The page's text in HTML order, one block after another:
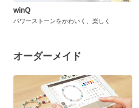
winQ
パワーストーンをかわいく、楽しく
オーダーメイド